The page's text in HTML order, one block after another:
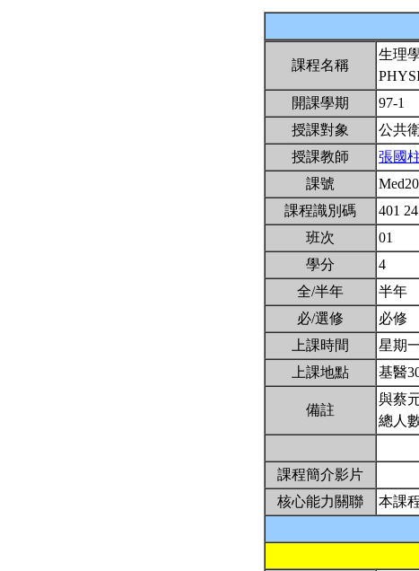
課程名稱
生理
開課學期
97-1
授課對象
公共
授課教師
張國
課號
課程識別碼
401
班次
01
學分
4
全/半年
半年
必/選修
必修
上課時間
星期
上課地點
基醫
備註
與蔡
總人
課程簡介影片
核心能力關聯
本課